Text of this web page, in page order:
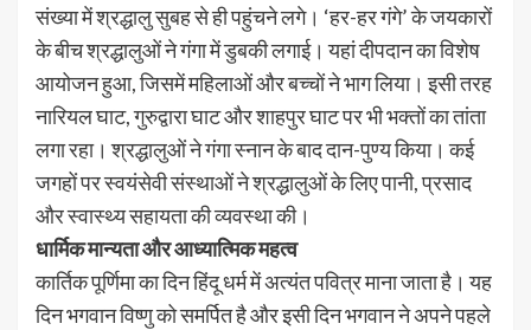
संख्या में श्रद्धालु सुबह से ही पहुंचने लगे। ‘हर-हर गंगे’ के जयकारों
के बीच श्रद्धालुओं ने गंगा में डुबकी लगाई। यहां दीपदान का विशेष
आयोजन हुआ, जिसमें महिलाओं और बच्चों ने भाग लिया। इसी तरह
नारियल घाट, गुरुद्वारा घाट और शाहपुर घाट पर भी भक्तों का तांता
लगा रहा। श्रद्धालुओं ने गंगा स्नान के बाद दान-पुण्य किया। कई
जगहों पर स्वयंसेवी संस्थाओं ने श्रद्धालुओं के लिए पानी, प्रसाद
और स्वास्थ्य सहायता की व्यवस्था की।
धार्मिक मान्यता और आध्यात्मिक महत्व
कार्तिक पूर्णिमा का दिन हिंदू धर्म में अत्यंत पवित्र माना जाता है। यह
दिन भगवान विष्णु को समर्पित है और इसी दिन भगवान ने अपने पहले